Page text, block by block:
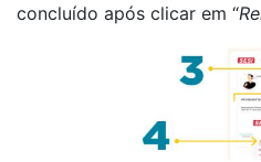
concluído após clicar em “